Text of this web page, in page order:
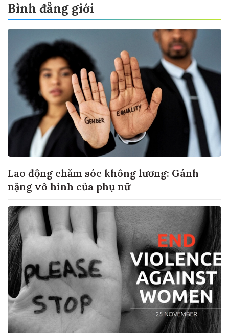
Bình đẳng giới
Lao động chăm sóc không lương: Gánh
nặng vô hình của phụ nữ